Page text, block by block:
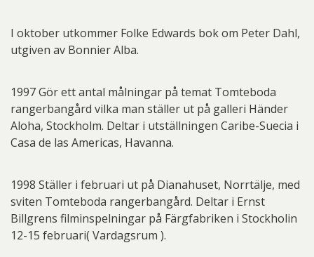
I oktober utkommer Folke Edwards bok om Peter Dahl,
utgiven av Bonnier Alba.
1997 Gör ett antal målningar på temat Tomteboda
rangerbangård vilka man ställer ut på galleri Händer
Aloha, Stockholm. Deltar i utställningen Caribe-Suecia i
Casa de las Americas, Havanna.
1998 Ställer i februari ut på Dianahuset, Norrtälje, med
sviten Tomteboda rangerbangård. Deltar i Ernst
Billgrens filminspelningar på Färgfabriken i Stockholin
12-15 februari( Vardagsrum ).